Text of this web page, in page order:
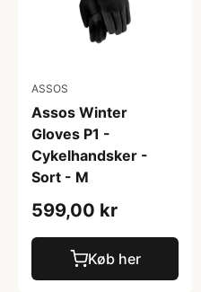
ASSOS
Assos Winter
Gloves P1 -
Cykelhandsker -
Sort - M
599,00 kr
Køb her